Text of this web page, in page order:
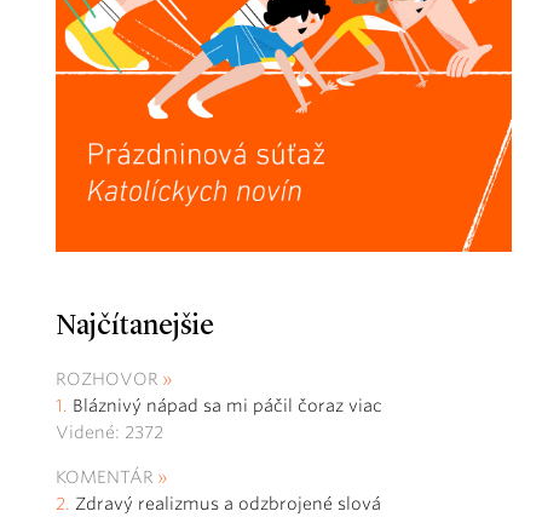
Najčítanejšie
ROZHOVOR
Bláznivý nápad sa mi páčil čoraz viac
Videné: 2372
KOMENTÁR
Zdravý realizmus a odzbrojené slová